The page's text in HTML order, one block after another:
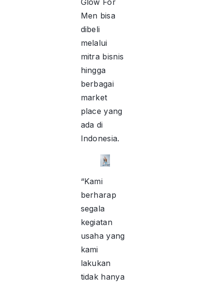
Glow For
Men bisa
dibeli
melalui
mitra bisnis
hingga
berbagai
market
place yang
ada di
Indonesia.
“Kami
berharap
segala
kegiatan
usaha yang
kami
lakukan
tidak hanya